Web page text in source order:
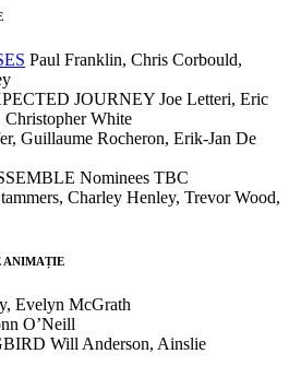
Paul Franklin, Chris Corbould,
JOURNEY Joe Letteri, Eric
White
Guillaume Rocheron, Erik-Jan De
Nominees TBC
Charley Henley, Trevor Wood,
ANIMAȚIE
Evelyn McGrath
O’Neill
Will Anderson, Ainslie